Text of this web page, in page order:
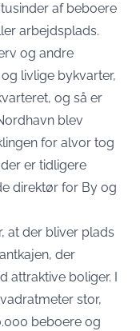
af beboere
arbejdsplads.
og andre
livlige bykvarter,
og så er
blev
for alvor tog
er tidligere
direktør for By og
at der bliver plads
der
attraktive boliger. I
stor,
beboere og